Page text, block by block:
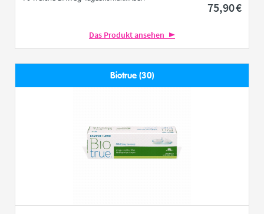
75,90€
Das Produkt ansehen
Biotrue (30)